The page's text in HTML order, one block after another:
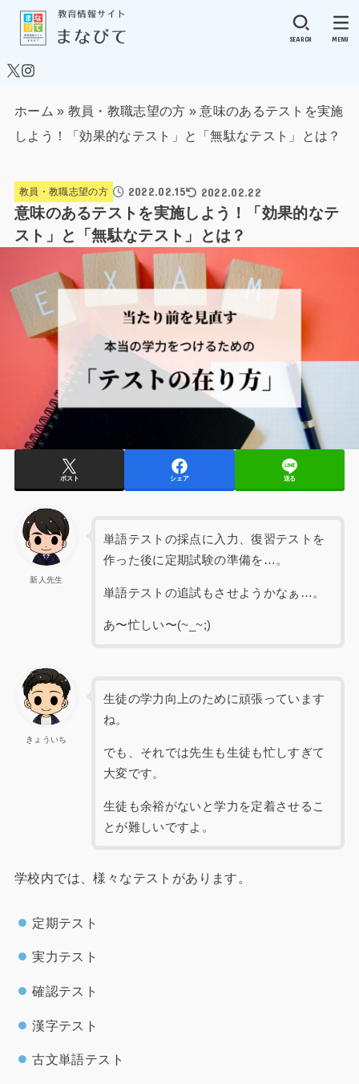
SEARCH MENU
ホーム » 教員・教職志望の方 » 意味のあるテストを実施
しよう！「効果的なテスト」と「無駄なテスト」とは？
教員・教職志望の方 2022.02.15 2022.02.22
意味のあるテストを実施しよう！「効果的なテ
スト」と「無駄なテスト」とは？
ポスト シェア 送る
新人先生
単語テストの採点に入力、復習テストを
作った後に定期試験の準備を…。
単語テストの追試もさせようかなぁ…。
あ〜忙しい〜(~_~;)
きょういち
生徒の学力向上のために頑張っています
ね。
でも、それでは先生も生徒も忙しすぎて
大変です。
生徒も余裕がないと学力を定着させるこ
とが難しいですよ。
学校内では、様々なテストがあります。
定期テスト
実力テスト
確認テスト
漢字テスト
古文単語テスト